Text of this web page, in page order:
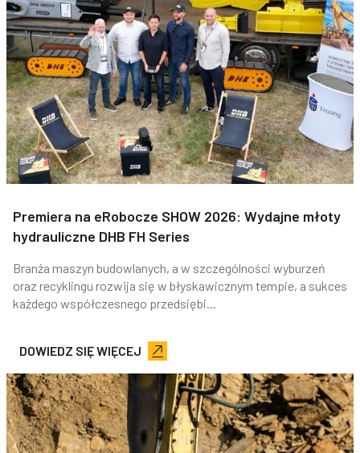
Premiera na eRobocze SHOW 2026: Wydajne młoty
hydrauliczne DHB FH Series
Branża maszyn budowlanych, a w szczególności wyburzeń
oraz recyklingu rozwija się w błyskawicznym tempie, a sukces
każdego współczesnego przedsiębi...
DOWIEDZ SIĘ WIĘCEJ